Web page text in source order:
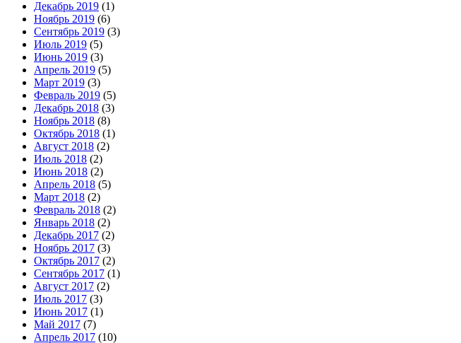
Декабрь 2019 (1)
Ноябрь 2019 (6)
Сентябрь 2019 (3)
Июль 2019 (5)
Июнь 2019 (3)
Апрель 2019 (5)
Март 2019 (3)
Февраль 2019 (5)
Декабрь 2018 (3)
Ноябрь 2018 (8)
Октябрь 2018 (1)
Август 2018 (2)
Июль 2018 (2)
Июнь 2018 (2)
Апрель 2018 (5)
Март 2018 (2)
Февраль 2018 (2)
Январь 2018 (2)
Декабрь 2017 (2)
Ноябрь 2017 (3)
Октябрь 2017 (2)
Сентябрь 2017 (1)
Август 2017 (2)
Июль 2017 (3)
Июнь 2017 (1)
Май 2017 (7)
Апрель 2017 (10)